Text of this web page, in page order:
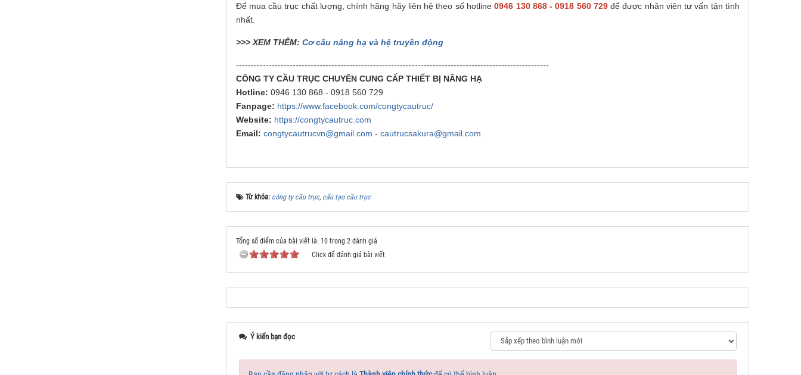
Để mua cầu trục chất lượng, chính hãng hãy liên hệ theo số hotline0946 130 868 - 0918 560 729để được nhân viên tư vấn tận tình
nhất.
>>> XEM THÊM: Cơ cấu nâng hạ và hệ truyền động
---------------------------------------------------------------------------------------------------------
CÔNG TY CẦU TRỤC CHUYÊN CUNG CẤP THIẾT BỊ NÂNG HẠ
Hotline: 0946 130 868 - 0918 560 729
Fanpage: https://www.facebook.com/congtycautruc/
Website: https://congtycautruc.com
Email: congtycautrucvn@gmail.com - cautrucsakura@gmail.com
Từ khóa: công ty cầu trục, cấu tạo cầu trục
Tổng số điểm của bài viết là: 10 trong 2 đánh giá
Click để đánh giá bài viết
Ý kiến bạn đọc